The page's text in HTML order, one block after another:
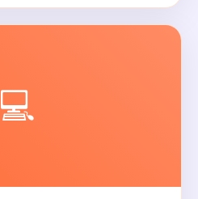
💻